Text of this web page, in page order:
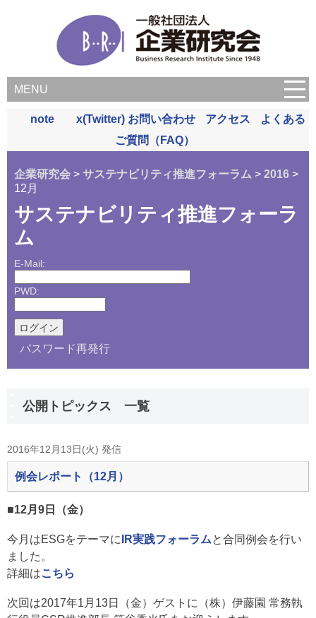
MENU
note x(Twitter) お問い合わせ アクセス
よくある
ご質問（FAQ）
企業研究会 > サステナビリティ推進フォーラム > 2016 >
12月
サステナビリティ推進フォーラ
ム
E-Mail:
PWD:
パスワード再発行
公開トピックス 一覧
2016年12月13日(火) 発信
例会レポート（12月）
■12月9日（金）
今月はESGをテーマに IR実践フォーラムと合同例会を行い
ました。
詳細はこちら
次回は2017年1月13日（金）ゲストに（株）伊藤園 常務執